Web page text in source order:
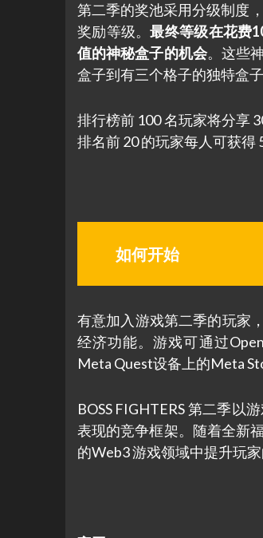
第二季的奖池采用分级制度
奖励等级。最终等级在花费
值的神秘盒子的机会。这些
盒子到有三个格子的独特盒子
排行榜前 100 名玩家将分享
排名前 20 的玩家每人可获得
如何开始
有意加入游戏第二季的玩家
经济功能。游戏可通过
Meta Quest设备上的Meta
BOSS FIGHTERS 第二季以
表现的竞争框架。随着全新
的Web3 游戏领域中提升玩家